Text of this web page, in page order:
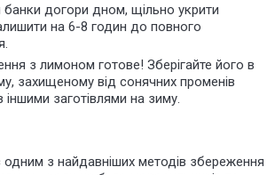
банки догори дном, щільно укрити
на 6-8 годин до повного
з лимоном готове! Зберігайте його в
захищеному від сонячних променів
іншими заготівлями на зиму.
з найдавніших методів збереження